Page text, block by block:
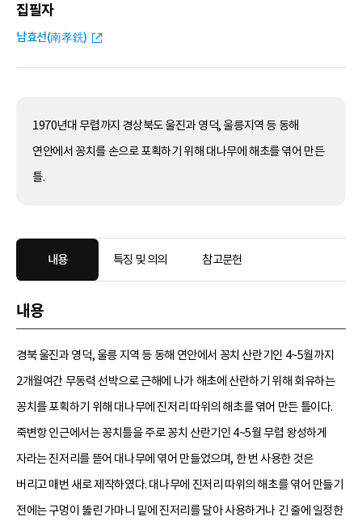
집필자
남효선(南孝銑)
1970년대 무렵까지 경상북도 울진과 영덕, 울릉지역 등 동해
연안에서 꽁치를 손으로 포획하기 위해 대나무에 해초를 엮어 만든
틀.
내용 특징 및 의의 참고문헌
내용
경북 울진과 영덕, 울릉 지역 등 동해 연안에서 꽁치 산란기인 4~5월까지
2개월여간 무동력 선박으로 근해에 나가 해초에 산란하기 위해 회유하는
꽁치를 포획하기 위해 대나무에 진저리 따위의 해초를 엮어 만든 틀이다.
죽변항 인근에서는 꽁치틀을 주로 꽁치 산란기인 4~5월 무렵 왕성하게
자라는 진저리를 뜯어 대나무에 엮어 만들었으며, 한 번 사용한 것은
버리고 매번 새로 제작하였다. 대나무에 진저리 따위의 해초를 엮어 만들기
전에는 구멍이 뚫린 가마니 밑에 진저리를 달아 사용하거나 긴 줄에 일정한